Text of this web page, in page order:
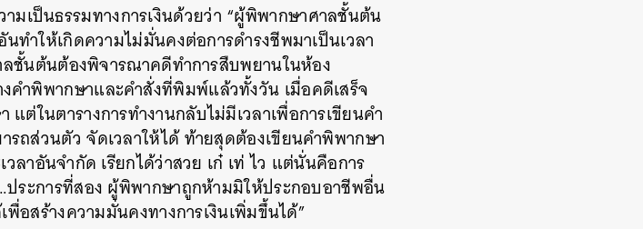
เป็นธรรมทางการเงินด้วยว่า “ผู้พิพากษาศาลชั้นต้น
ทำให้เกิดความไม่มั่นคงต่อการดำรงชีพมาเป็นเวลา
ลชั้นต้นต้องพิจารณาคดีทำการสืบพยานในห้อง
คำพิพากษาและคำสั่งที่พิมพ์แล้วทั้งวัน เมื่อคดีเสร็จ
ต่ในตารางการทำงานกลับไม่มีเวลาเพื่อการเขียนคำ
ส่วนตัว จัดเวลาให้ได้ ท้ายสุดต้องเขียนคำพิพากษา
ลาอันจำกัด เรียกได้ว่าสวย เก๋ เท่ ไว แต่นั่นคือการ
ระการที่สอง ผู้พิพากษาถูกห้ามมิให้ประกอบอาชีพอื่น
อสร้างความมั่นคงทางการเงินเพิ่มขึ้นได้”